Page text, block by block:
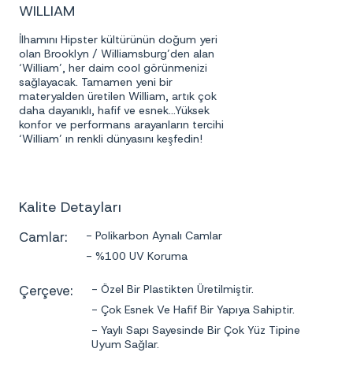
WILLIAM
İlhamını Hipster kültürünün doğum yeri
olan Brooklyn / Williamsburg’den alan
‘William’, her daim cool görünmenizi
sağlayacak. Tamamen yeni bir
materyalden üretilen William, artık çok
daha dayanıklı, hafif ve esnek...Yüksek
konfor ve performans arayanların tercihi
‘William’ ın renkli dünyasını keşfedin!
Kalite Detayları
Camlar:
- Polikarbon Aynalı Camlar
- %100 UV Koruma
Çerçeve:
- Özel Bir Plastikten Üretilmiştir.
- Çok Esnek Ve Hafif Bir Yapıya Sahiptir.
- Yaylı Sapı Sayesinde Bir Çok Yüz Tipine
Uyum Sağlar.